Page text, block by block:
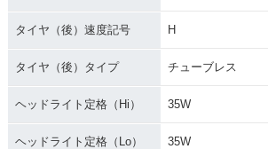
タイヤ（後）速度記号 H
タイヤ（後）タイプ チューブレス
ヘッドライト定格（Hi） 35W
ヘッドライト定格（Lo） 35W